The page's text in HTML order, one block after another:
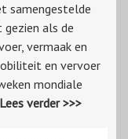
samengestelde
als de
vermaak en
en vervoer
mondiale
Lees verder >>>